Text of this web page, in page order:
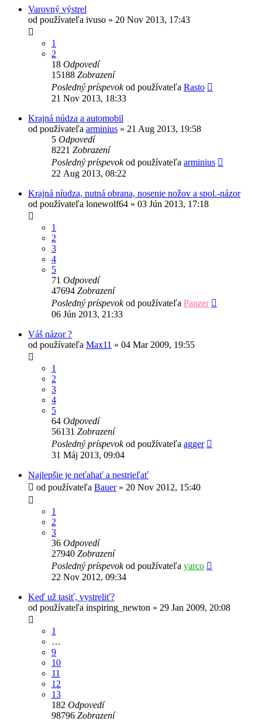
Varovný výstrel
od používateľa ivuso » 20 Nov 2013, 17:43
1
2
18 Odpovedí
15188 Zobrazení
Posledný príspevokod používateľa Rasto
21 Nov 2013, 18:33
Krajná núdza a automobil
od používateľa arminius » 21 Aug 2013, 19:58
5 Odpovedí
8221 Zobrazení
Posledný príspevokod používateľa arminius
22 Aug 2013, 08:22
Krajná níudza, nutná obrana, nosenie nožov a spol.-názor
od používateľa lonewolf64 » 03 Jún 2013, 17:18
1
2
3
4
5
71 Odpovedí
47694 Zobrazení
Posledný príspevokod používateľa Panzer
06 Jún 2013, 21:33
Váš názor ?
od používateľa Max11 » 04 Mar 2009, 19:55
1
2
3
4
5
64 Odpovedí
56131 Zobrazení
Posledný príspevokod používateľa agger
31 Máj 2013, 09:04
Najlepšie je neťahať a nestrieľať
od používateľa Bauer» 20 Nov 2012, 15:40
1
2
3
36 Odpovedí
27940 Zobrazení
Posledný príspevokod používateľa yarco
22 Nov 2012, 09:34
Keď už tasiť, vystreliť?
od používateľa inspiring_newton » 29 Jan 2009, 20:08
1
…
9
10
11
12
13
182 Odpovedí
98796 Zobrazení